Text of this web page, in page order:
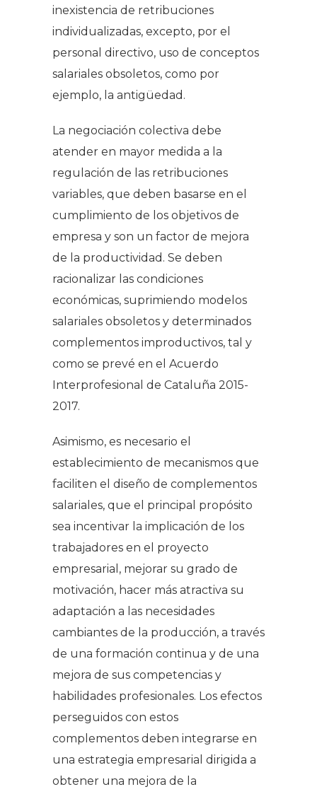
inexistencia de retribuciones
individualizadas, excepto, por el
personal directivo, uso de conceptos
salariales obsoletos, como por
ejemplo, la antigüedad.
La negociación colectiva debe
atender en mayor medida a la
regulación de las retribuciones
variables, que deben basarse en el
cumplimiento de los objetivos de
empresa y son un factor de mejora
de la productividad. Se deben
racionalizar las condiciones
económicas, suprimiendo modelos
salariales obsoletos y determinados
complementos improductivos, tal y
como se prevé en el Acuerdo
Interprofesional de Cataluña 2015-
2017.
Asimismo, es necesario el
establecimiento de mecanismos que
faciliten el diseño de complementos
salariales, que el principal propósito
sea incentivar la implicación de los
trabajadores en el proyecto
empresarial, mejorar su grado de
motivación, hacer más atractiva su
adaptación a las necesidades
cambiantes de la producción, a través
de una formación continua y de una
mejora de sus competencias y
habilidades profesionales. Los efectos
perseguidos con estos
complementos deben integrarse en
una estrategia empresarial dirigida a
obtener una mejora de la